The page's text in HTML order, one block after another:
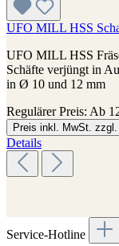
UFO MILL HSS
UFO MILL HSS
Schäfte verjüngt in
in Ø 10 und 12 mm
Regulärer Preis: Ab
Preis inkl. MwSt.
Details
Service-Hotline